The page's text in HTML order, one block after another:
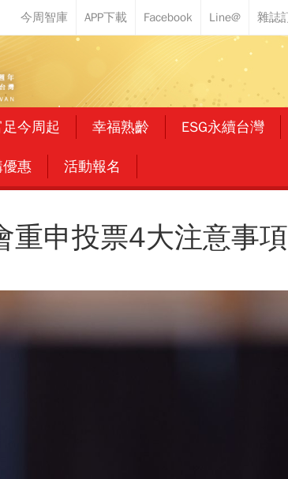
今周起 幸福熟齡 ESG永續台灣
惠 活動報名
重申投票4大注意事項